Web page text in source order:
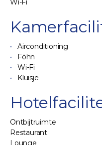
Wi-Fi
Airconditioning
Föhn
Wi-Fi
Kluisje
Ontbijtruimte
Restaurant
Lounge